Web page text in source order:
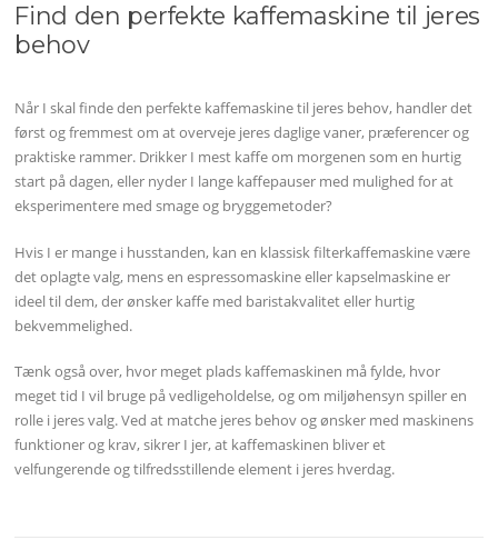
Find den perfekte kaffemaskine til jeres
behov
Når I skal finde den perfekte kaffemaskine til jeres behov, handler det
først og fremmest om at overveje jeres daglige vaner, præferencer og
praktiske rammer. Drikker I mest kaffe om morgenen som en hurtig
start på dagen, eller nyder I lange kaffepauser med mulighed for at
eksperimentere med smage og bryggemetoder?
Hvis I er mange i husstanden, kan en klassisk filterkaffemaskine være
det oplagte valg, mens en espressomaskine eller kapselmaskine er
ideel til dem, der ønsker kaffe med baristakvalitet eller hurtig
bekvemmelighed.
Tænk også over, hvor meget plads kaffemaskinen må fylde, hvor
meget tid I vil bruge på vedligeholdelse, og om miljøhensyn spiller en
rolle i jeres valg. Ved at matche jeres behov og ønsker med maskinens
funktioner og krav, sikrer I jer, at kaffemaskinen bliver et
velfungerende og tilfredsstillende element i jeres hverdag.